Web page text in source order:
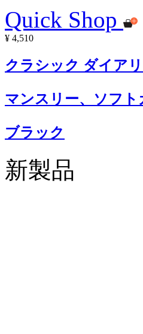
Quick Shop
¥ 4,510
クラシック ダイア
マンスリー、ソフト
ブラック
新製品